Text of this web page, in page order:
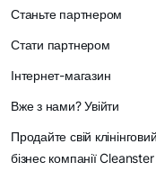
Станьте партнером
Стати партнером
Інтернет-магазин
Вже з нами? Увійти
Продайте свій клінінговий
бізнес компанії Cleanster